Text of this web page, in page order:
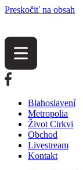
Preskočiť na obsah
Blahoslavení
Metropolia
Život Cirkvi
Obchod
Livestream
Kontakt